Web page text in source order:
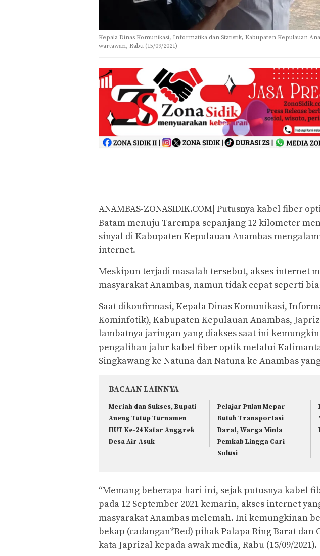
Kepala Dinas Komunikasi, Informatika dan Statistik, Kabupaten Kepulauan
wartawan, Rabu (15/09/2021)
ANAMBAS-ZONASIDIK.COM| Putusnya kabel fiber
Batam menuju Tarempa sepanjang 12 kilometer
sinyal di Kabupaten Kepulauan Anambas
internet.
Meskipun terjadi masalah tersebut, akses internet
masyarakat Anambas, namun tidak cepat seperti
Saat dikonfirmasi, Kepala Dinas Komunikasi,
Kominfotik), Kabupaten Kepulauan Anambas,
lambatnya jaringan yang diakses saat ini
pengalihan jalur kabel fiber optik melalui
Singkawang ke Natuna dan Natuna ke Anambas
BACAAN LAINNYA
Meriah dan Sukses, Bupati
Aneng Tutup Turnamen
HUT Ke-24 Katar Anggrek
Desa Air Asuk
Pelajar Pulau Mepar
Butuh Transportasi
Darat, Warga Minta
Pemkab Lingga Cari
Solusi
“Memang beberapa hari ini, sejak putusnya kabel
pada 12 September 2021 kemarin, akses internet
masyarakat Anambas melemah. Ini kemungkinan
bekap (cadangan*Red) pihak Palapa Ring Barat dan
kata Japrizal kepada awak media, Rabu (15/09/2021).